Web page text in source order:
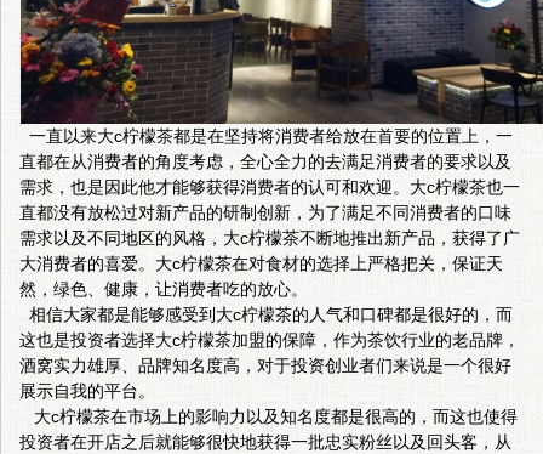
一直以来大c柠檬茶都是在坚持将消费者给放在首要的位置上，一
直都在从消费者的角度考虑，全心全力的去满足消费者的要求以及
需求，也是因此他才能够获得消费者的认可和欢迎。大c柠檬茶也一
直都没有放松过对新产品的研制创新，为了满足不同消费者的口味
需求以及不同地区的风格，大c柠檬茶不断地推出新产品，获得了广
大消费者的喜爱。大c柠檬茶在对食材的选择上严格把关，保证天
然，绿色、健康，让消费者吃的放心。
相信大家都是能够感受到大c柠檬茶的人气和口碑都是很好的，而
这也是投资者选择大c柠檬茶加盟的保障，作为茶饮行业的老品牌，
酒窝实力雄厚、品牌知名度高，对于投资创业者们来说是一个很好
展示自我的平台。
大c柠檬茶在市场上的影响力以及知名度都是很高的，而这也使得
投资者在开店之后就能够很快地获得一批忠实粉丝以及回头客，从